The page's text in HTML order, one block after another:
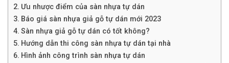
Ưu nhược điểm của sàn nhựa tự dán
Báo giá sàn nhựa giả gỗ tự dán mới 2023
Sàn nhựa giả gỗ tự dán có tốt không?
Hướng dẫn thi công sàn nhựa tự dán tại nhà
Hình ảnh công trình sàn nhựa tự dán